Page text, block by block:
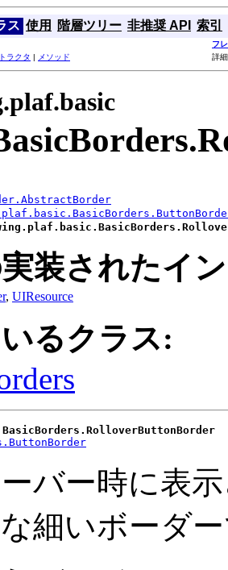
ス 使用 階層ツリー 非推奨 API 索引
フ
ラクタ | メソッド 詳
装されたイ
, UIResource
るクラス:
BasicBorders.RolloverButtonBorder
バー時に表
細いボーダ